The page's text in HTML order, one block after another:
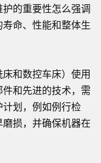
的重要性怎么强调
命、性能和整体生
和数控车床）使用
和先进的技术，需
划，例如例行检
损，并确保机器在